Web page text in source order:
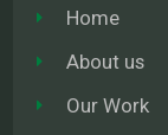
Home
About us
Our Work